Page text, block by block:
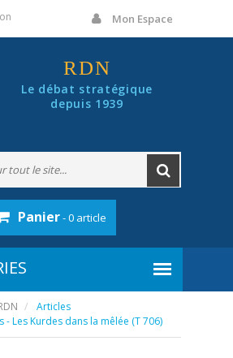
Mon Espace
RDN
Le débat stratégique
depuis 1939
Panier- 0 article
Articles
- Les Kurdes dans la mêlée (T 706)